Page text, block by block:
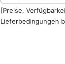
[Preise,
Lieferbedingungen